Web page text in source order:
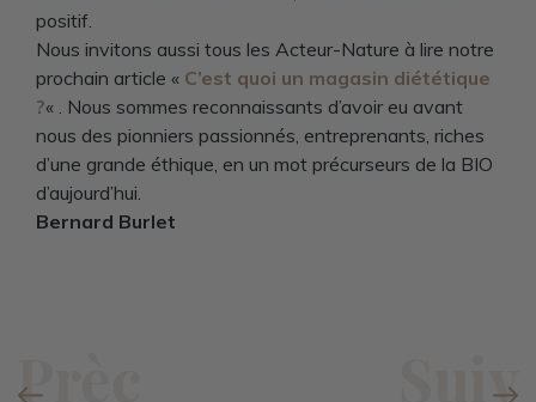
positif.
Nous invitons aussi tous les Acteur-Nature à lire notre
prochain article « C’est quoi un magasin diététique
?« . Nous sommes reconnaissants d’avoir eu avant
nous des pionniers passionnés, entreprenants, riches
d’une grande éthique, en un mot précurseurs de la BIO
d’aujourd’hui.
Bernard Burlet